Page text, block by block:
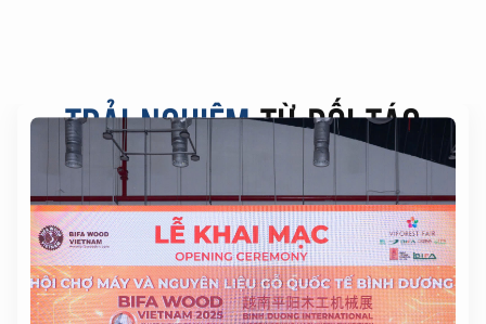
TRẢI NGHIỆMTỪ ĐỐI TÁC